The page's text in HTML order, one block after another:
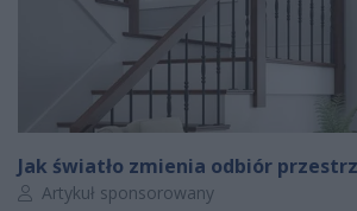
Jak światło zmienia odbiór
Autor artykułu:
Artykuł sponsorowany